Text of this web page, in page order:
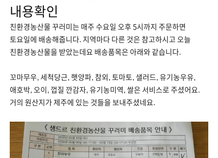
내용확인
친환경농산물 꾸러미는 매주 수요일 오후 5시까지 주문하면
토요일에 배송해줍니다. 지역마다 다른 것은 참고하시고 오늘
친환경농산물을 받았는데요 배송품목은 아래와 같습니다.
꼬마무우, 세척당근, 햇양파, 참외, 토마토, 샐러드, 유기농우유,
애호박, 오이, 껍질 깐감자, 유기농미역, 쌀은 서비스로 주셨어요.
거의 원산지가 제주에 있는 것들을 보내주셨네요.